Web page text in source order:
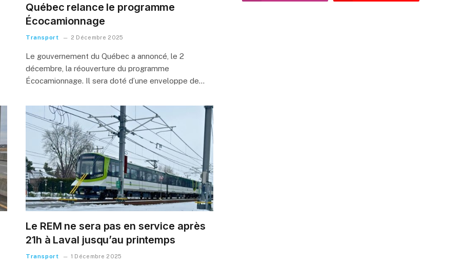
Québec relance le programme
Écocamionnage
Transport 2 Décembre 2025
Le gouvernement du Québec a annoncé, le 2
décembre, la réouverture du programme
Écocamionnage. Il sera doté d’une enveloppe de…
Le REM ne sera pas en service après
21h à Laval jusqu’au printemps
Transport 1 Décembre 2025